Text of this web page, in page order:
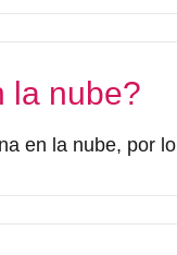
la nube?
en la nube, por